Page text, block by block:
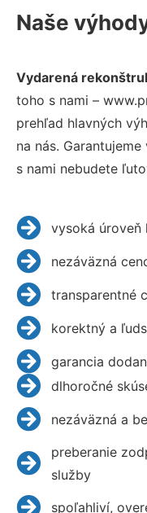
Naše
Vydarená
toho s nami –
prehľad hlavných
na nás.
s nami nebudete
vysoká úroveň
nezáväzná
transparentné
korektný a
garancia
dlhoročné
nezáväzná a
preberanie
služby
spoľahliví,